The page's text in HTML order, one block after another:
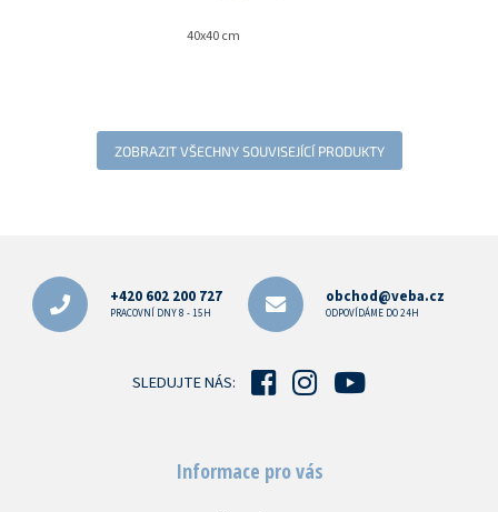
40x40 cm
ZOBRAZIT VŠECHNY SOUVISEJÍCÍ PRODUKTY
+420 602 200 727
PRACOVNÍ DNY 8 - 15H
obchod@veba.cz
ODPOVÍDÁME DO 24H
SLEDUJTE NÁS:
Informace pro vás